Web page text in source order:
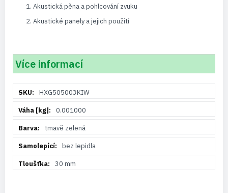
Akustická pěna a pohlcování zvuku
Akustické panely a jejich použití
Více informací
informacíHXG505003KIW
0.001000
tmavě zelená
bez lepidla
30 mm